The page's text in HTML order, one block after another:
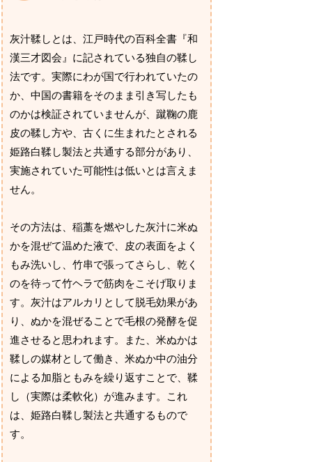
灰汁鞣しとは、江戸時代の百科全書『和
漢三才図会』に記されている独自の鞣し
法です。実際にわが国で行われていたの
か、中国の書籍をそのまま引き写したも
のかは検証されていませんが、蹴鞠の鹿
皮の鞣し方や、古くに生まれたとされる
姫路白鞣し製法と共通する部分があり、
実施されていた可能性は低いとは言えま
せん。
その方法は、稲藁を燃やした灰汁に米ぬ
かを混ぜて温めた液で、皮の表面をよく
もみ洗いし、竹串で張ってさらし、乾く
のを待って竹ヘラで筋肉をこそげ取りま
す。灰汁はアルカリとして脱毛効果があ
り、ぬかを混ぜることで毛根の発酵を促
進させると思われます。また、米ぬかは
鞣しの媒材として働き、米ぬか中の油分
による加脂ともみを繰り返すことで、鞣
し（実際は柔軟化）が進みます。これ
は、姫路白鞣し製法と共通するもので
す。